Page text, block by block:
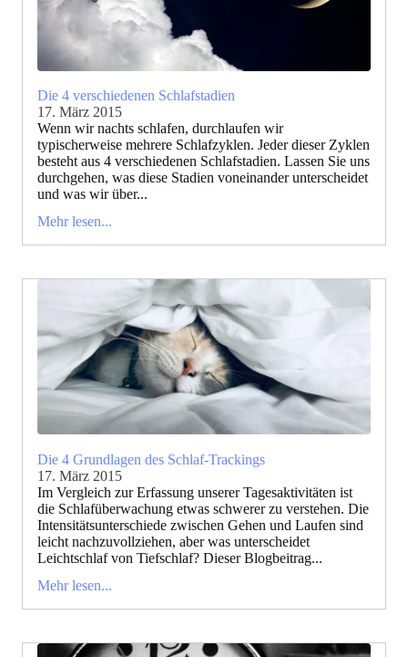
Die 4 verschiedenen Schlafstadien
17. März 2015
Wenn wir nachts schlafen, durchlaufen wir
typischerweise mehrere Schlafzyklen. Jeder dieser Zyklen
besteht aus 4 verschiedenen Schlafstadien. Lassen Sie uns
durchgehen, was diese Stadien voneinander unterscheidet
und was wir über...
Mehr lesen...
Die 4 Grundlagen des Schlaf-Trackings
17. März 2015
Im Vergleich zur Erfassung unserer Tagesaktivitäten ist
die Schlafüberwachung etwas schwerer zu verstehen. Die
Intensitätsunterschiede zwischen Gehen und Laufen sind
leicht nachzuvollziehen, aber was unterscheidet
Leichtschlaf von Tiefschlaf? Dieser Blogbeitrag...
Mehr lesen...